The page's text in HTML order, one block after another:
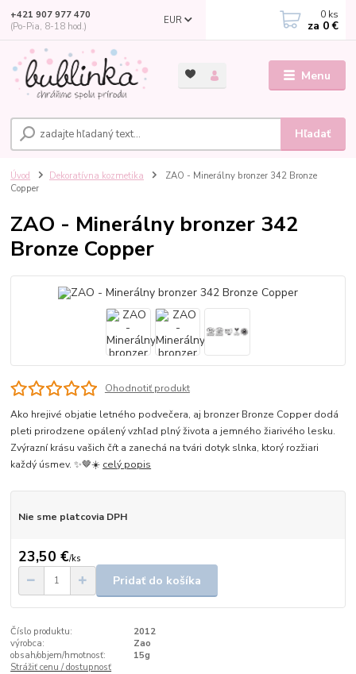
Menu
EUR
Hľadať
+421 907 977 470
(Po-Pia, 8-18 hod.)
0 ks
za 0 €
Úvod Dekoratívna kozmetika
ZAO - Minerálny bronzer 342 Bronze
Copper
ZAO - Minerálny bronzer 342
Bronze Copper
Ohodnotiť produkt
Ako hrejivé objatie letného podvečera, aj bronzer Bronze Copper dodá
pleti prirodzene opálený vzhľad plný života a jemného žiarivého lesku.
Zvýrazní krásu vašich čŕt a zanechá na tvári dotyk slnka, ktorý rozžiari
každý úsmev. ✨🤎☀️ celý popis
Nie sme platcovia DPH
23,50 €/ks
Pridať do košíka
Číslo produktu:
2012
výrobca:
Zao
obsah/objem/hmotnosť:
15g
Strážiť cenu / dostupnosť